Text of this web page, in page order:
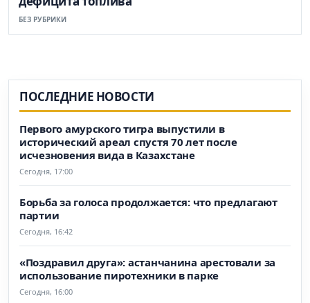
БЕЗ РУБРИКИ
ПОСЛЕДНИЕ НОВОСТИ
Первого амурского тигра выпустили в
исторический ареал спустя 70 лет после
исчезновения вида в Казахстане
Сегодня, 17:00
Борьба за голоса продолжается: что предлагают
партии
Сегодня, 16:42
«Поздравил друга»: астанчанина арестовали за
использование пиротехники в парке
Сегодня, 16:00